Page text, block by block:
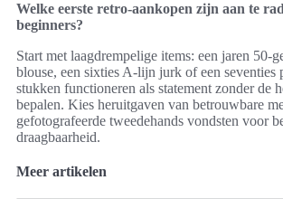
Welke eerste retro-aankopen zijn aan te
beginners?
Start met laagdrempelige items: een jaren 50-
blouse, een sixties A-lijn jurk of een seventies
stukken functioneren als statement zonder de
bepalen. Kies heruitgaven van betrouwbare
gefotografeerde tweedehands vondsten voor
draagbaarheid.
Meer artikelen